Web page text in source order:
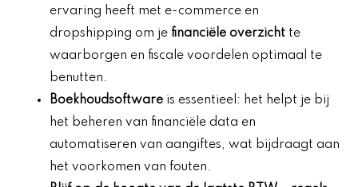
ervaring heeft met e-commerce en
dropshipping om je financiële overzicht te
waarborgen en fiscale voordelen optimaal te
benutten.
Boekhoudsoftware is essentieel: het helpt je bij
het beheren van financiële data en
automatiseren van aangiftes, wat bijdraagt aan
het voorkomen van fouten.